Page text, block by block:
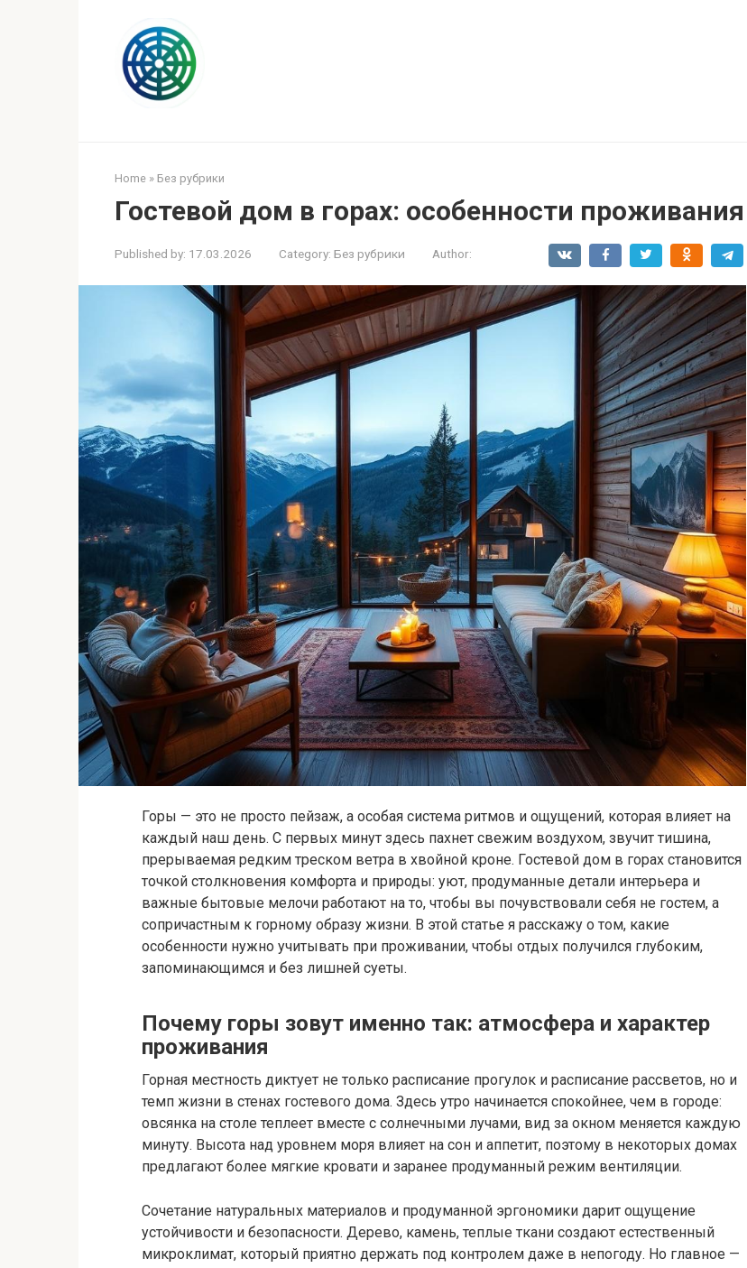
Home » Без рубрики
Гостевой дом в горах: особенности проживания
Published by: 17.03.2026 Category: Без рубрики Author:
Горы — это не просто пейзаж, а особая система ритмов и ощущений, которая влияет на
каждый наш день. С первых минут здесь пахнет свежим воздухом, звучит тишина,
прерываемая редким треском ветра в хвойной кроне. Гостевой дом в горах становится
точкой столкновения комфорта и природы: уют, продуманные детали интерьера и
важные бытовые мелочи работают на то, чтобы вы почувствовали себя не гостем, а
сопричастным к горному образу жизни. В этой статье я расскажу о том, какие
особенности нужно учитывать при проживании, чтобы отдых получился глубоким,
запоминающимся и без лишней суеты.
Почему горы зовут именно так: атмосфера и характер
проживания
Горная местность диктует не только расписание прогулок и расписание рассветов, но и
темп жизни в стенах гостевого дома. Здесь утро начинается спокойнее, чем в городе:
овсянка на столе теплеет вместе с солнечными лучами, вид за окном меняется каждую
минуту. Высота над уровнем моря влияет на сон и аппетит, поэтому в некоторых домах
предлагают более мягкие кровати и заранее продуманный режим вентиляции.
Сочетание натуральных материалов и продуманной эргономики дарит ощущение
устойчивости и безопасности. Дерево, камень, теплые ткани создают естественный
микроклимат, который приятно держать под контролем даже в непогоду. Но главное —